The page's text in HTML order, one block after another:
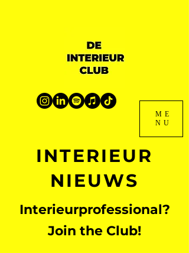
ME
NU
INTERIEUR
NIEUWS
Interieurprofessional?
Join the Club!